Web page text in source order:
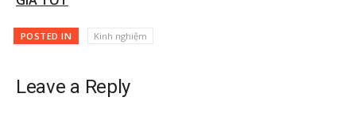
POSTED IN Kinh nghiệm
Leave a Reply